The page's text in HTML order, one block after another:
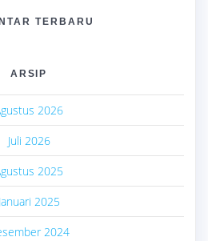
TERBARU
ARSIP
2026
Juli 2026
2025
Januari 2025
2024